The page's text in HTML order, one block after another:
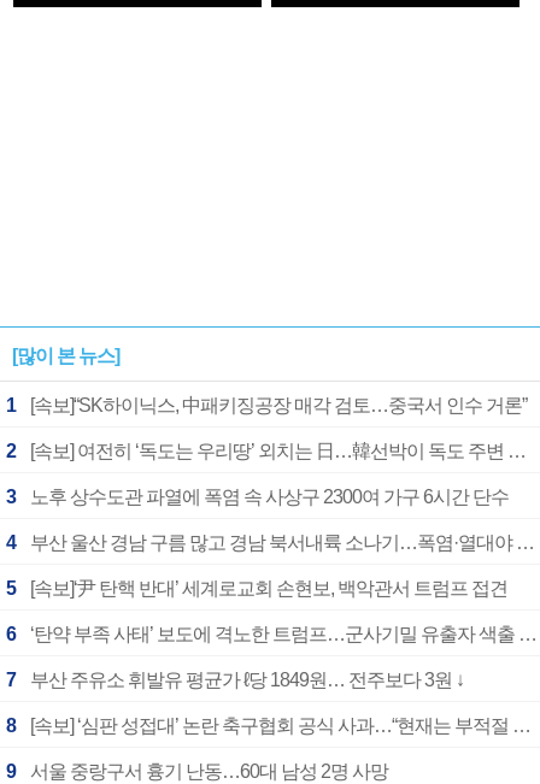
1182개팀 전수조사 확정
[많이 본 뉴스]
1 [속보]“SK하이닉스, 中패키징공장 매각 검토…중국서 인수 거론”
2 [속보] 여전히 ‘독도는 우리땅’ 외치는 日…韓선박이 독도 주변 해양조사 활동하자 반발
3 노후 상수도관 파열에 폭염 속 사상구 2300여 가구 6시간 단수
4 부산 울산 경남 구름 많고 경남 북서내륙 소나기…폭염·열대야 계속
5 [속보]‘尹 탄핵 반대’ 세계로교회 손현보, 백악관서 트럼프 접견
6 ‘탄약 부족 사태’ 보도에 격노한 트럼프…군사기밀 유출자 색출 지시
7 부산 주유소 휘발유 평균가 ℓ당 1849원… 전주보다 3원 ↓
8 [속보] ‘심판 성접대’ 논란 축구협회 공식 사과…“현재는 부적절 행위 없어”
9 서울 중랑구서 흉기 난동…60대 남성 2명 사망